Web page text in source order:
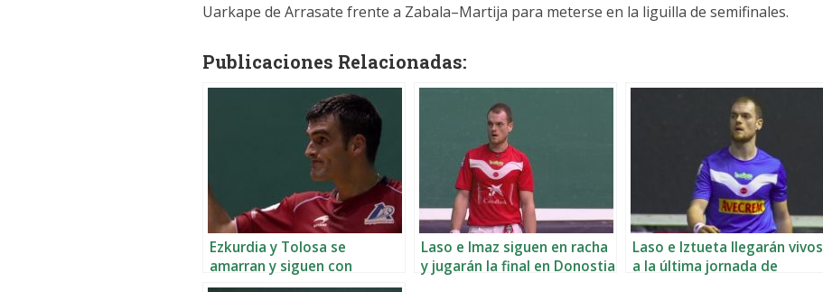
Uarkape de Arrasate frente a Zabala–Martija para meterse en la liguilla de semifinales.
Publicaciones Relacionadas:
Ezkurdia y Tolosa se
amarran y siguen con
opciones
Laso e Imaz siguen en racha
y jugarán la final en Donostia
Laso e Iztueta llegarán vivos
a la última jornada de